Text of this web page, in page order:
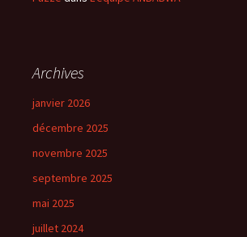
Archives
janvier 2026
décembre 2025
novembre 2025
septembre 2025
mai 2025
juillet 2024